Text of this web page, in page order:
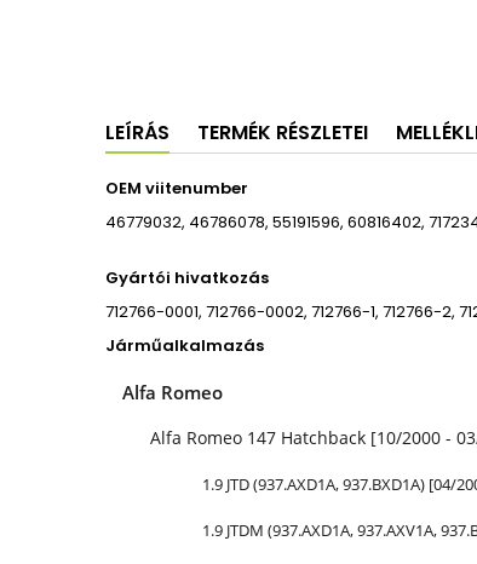
LEÍRÁS TERMÉK RÉSZLETEI
OEM viitenumber
46779032, 46786078, 55191596, 60816402,
Gyártói hivatkozás
712766-0001, 712766-0002, 712766-1, 712766-2,
Járműalkalmazás
Alfa Romeo
Alfa Romeo 147 Hatchback [10/2000 -
1.9 JTD (937.AXD1A, 937.BXD1A) [04/
1.9 JTDM (937.AXD1A, 937.AXV1A,